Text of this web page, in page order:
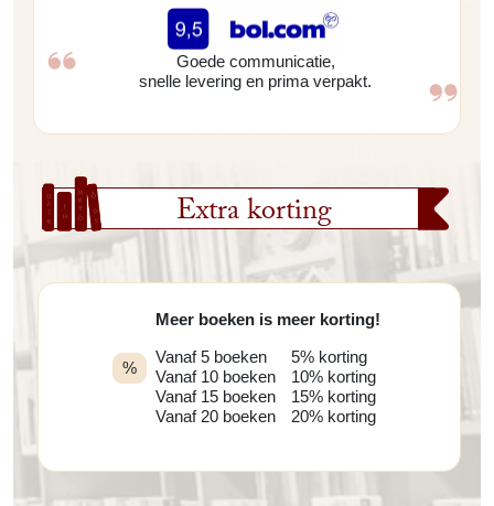
Goede communicatie,
snelle levering en prima verpakt.
Extra korting
%
Meer boeken is meer korting!
Vanaf 5 boeken
Vanaf 10 boeken
Vanaf 15 boeken
Vanaf 20 boeken
5% korting
10% korting
15% korting
20% korting